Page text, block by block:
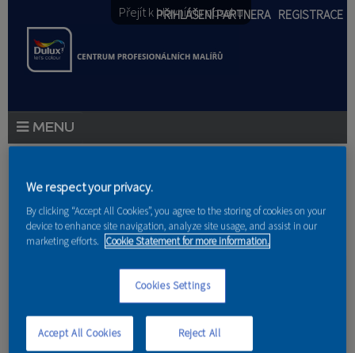
Přejít k hlavnímu obsahu
PŘIHLÁŠENÍ PARTNERA REGISTRACE
PRODUKTOVÉ NOVINKY
PORADENSTVÍ
AKCE A NOVINKY
PARTNEŘI
Jste zde
Domů
Den s technikem
We respect your privacy.
By clicking “Accept All Cookies”, you agree to the storing of cookies on your
device to enhance site navigation, analyze site usage, and assist in our
marketing efforts. Cookie Statement for more information.
Cookies Settings
Reject All
Accept All Cookies